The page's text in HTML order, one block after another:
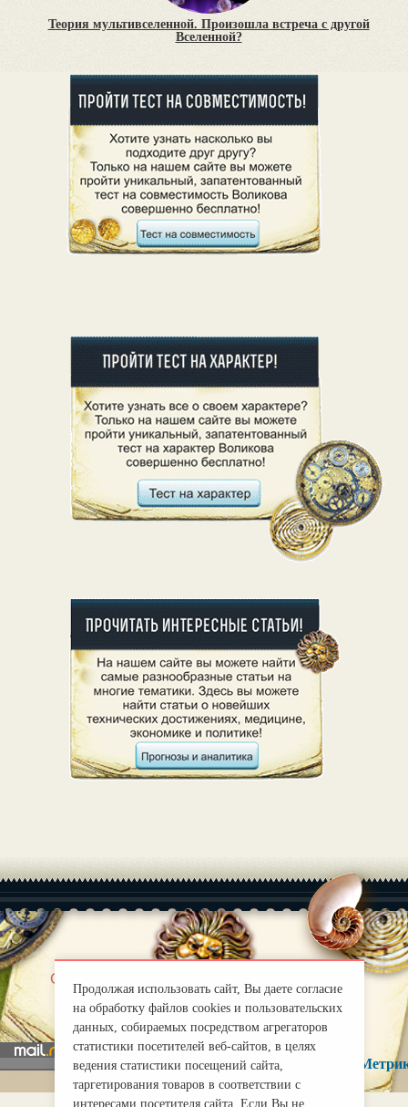
Теория мультивселенной. Произошла встреча с другой
Вселенной?
О нас
mirprognoz@mail.ru
Продолжая использовать сайт, Вы даете согласие
на обработку файлов cookies и пользовательских
данных, собираемых посредством агрегаторов
статистики посетителей веб-сайтов, в целях
ведения статистики посещений сайта,
таргетирования товаров в соответствии с
интересами посетителя сайта. Если Вы не